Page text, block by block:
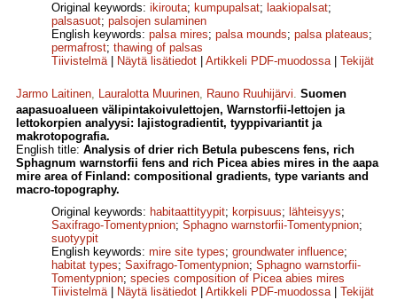
Original keywords: ikirouta; kumpupalsat; laakiopalsat;
palsasuot; palsojen sulaminen
English keywords: palsa mires; palsa mounds; palsa plateaus;
permafrost; thawing of palsas
Tiivistelmä| Näytä lisätiedot Artikkeli PDF-muodossa| Tekijät
Jarmo Laitinen, Lauralotta Muurinen, Rauno Ruuhijärvi. Suomen
aapasuoalueen välipintakoivulettojen, Warnstorfii-lettojen ja
lettokorpien analyysi: lajistogradientit, tyyppivariantit ja
makrotopografia.
English title: Analysis of drier rich Betula pubescens fens, rich
Sphagnum warnstorfii fens and rich Picea abies mires in the aapa
mire area of Finland: compositional gradients, type variants and
macro-topography.
Original keywords: habitaattityypit; korpisuus; lähteisyys;
Saxifrago-Tomentypnion; Sphagno warnstorfii-Tomentypnion;
suotyypit
English keywords: mire site types; groundwater influence;
habitat types; Saxifrago-Tomentypnion; Sphagno warnstorfii-
Tomentypnion; species composition of Picea abies mires
Tiivistelmä| Näytä lisätiedot Artikkeli PDF-muodossa| Tekijät